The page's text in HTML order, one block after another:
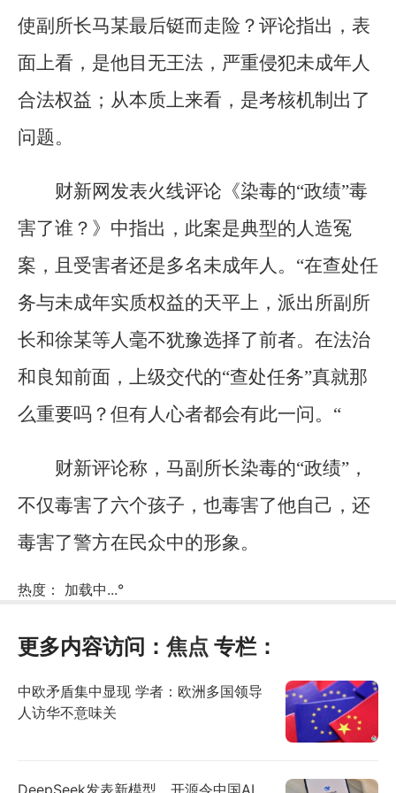
使副所长马某最后铤而走险？评论指出，表
面上看，是他目无王法，严重侵犯未成年人
合法权益；从本质上来看，是考核机制出了
问题。
财新网发表火线评论《染毒的“政绩”毒
害了谁？》中指出，此案是典型的人造冤
案，且受害者还是多名未成年人。“在查处任
务与未成年实质权益的天平上，派出所副所
长和徐某等人毫不犹豫选择了前者。在法治
和良知前面，上级交代的“查处任务”真就那
么重要吗？但有人心者都会有此一问。“
财新评论称，马副所长染毒的“政绩”，
不仅毒害了六个孩子，也毒害了他自己，还
毒害了警方在民众中的形象。
热度： 加载中...°
更多内容访问： 焦点 专栏：
中欧矛盾集中显现 学者：欧洲多国领导
人访华不意味关
DeepSeek发表新模型，开源令中国AI